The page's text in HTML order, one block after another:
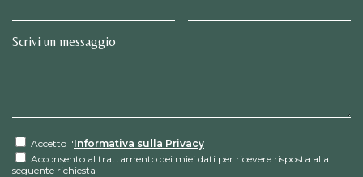
Scrivi un messaggio
Accetto l'Informativa sulla Privacy
Acconsento al trattamento dei miei dati per ricevere risposta alla
seguente richiesta